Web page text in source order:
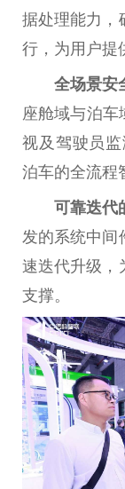
据处理能力，
行，为用户提
全场景安
座舱域与泊车
视及驾驶员
泊车的全流程
可靠迭代
发的系统中间
速迭代升级，
支撑。